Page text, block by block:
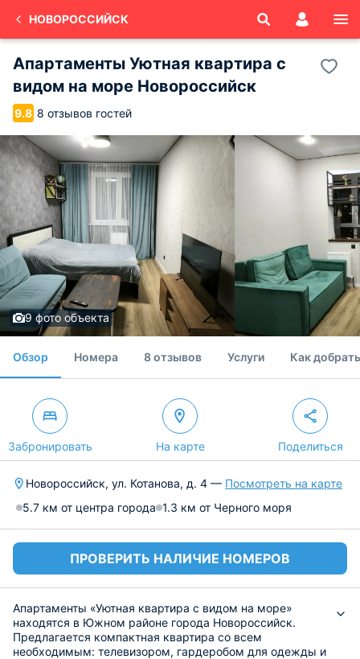
НОВОРОССИЙСК
Апартаменты Уютная квартира с
видом на море Новороссийск
9.8 8 отзывов гостей
9 фото объекта
Обзор Номера 8 отзывов Услуги Как
Забронировать На карте Поделиться
Новороссийск, ул. Котанова, д. 4 — Посмотреть на карте
5.7 км от центра города 1.3 км от Черного моря
ПРОВЕРИТЬ НАЛИЧИЕ НОМЕРОВ
Апартаменты «Уютная квартира с видом на море»
находятся в Южном районе города Новороссийск.
Предлагается компактная квартира со всем
необходимым: телевизором, гардеробом для одежды и